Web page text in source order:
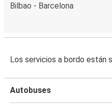
Bilbao - Barcelona
Los servicios a bordo están
Autobuses